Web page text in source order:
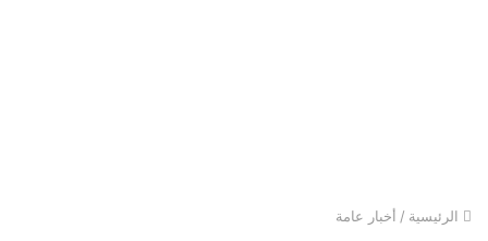
الرئيسية / أخبار عامة